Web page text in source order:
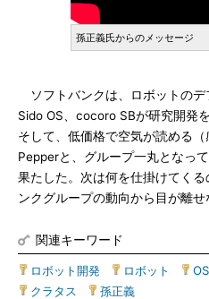
孫正義氏からのメッセージ
ソフトバンクは、ロボットのデ
Sido OS、cocoro SBが研究開発
そして、低価格で空気が読める（
Pepperと、グループ一丸となっ
果たした。次は何を仕掛けてく
ンクグループの動向から目が離せ
関連キーワード
ロボット開発 ロボット OS
クラタス
孫正義